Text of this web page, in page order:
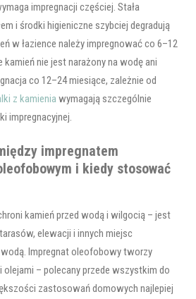
impregnacji częściej. Stała
i środki higieniczne szybciej degradują
w łazience należy impregnować co 6–12
kamień nie jest narażony na wodę ani
co 12–24 miesiące, zależnie od
z kamienia wymagają szczególnie
impregnacyjnej.
impregnatem
i kiedy stosować
kamień przed wodą i wilgocią – jest
elewacji i innych miejsc
Impregnat oleofobowy tworzy
olejami – polecany przede wszystkim do
zastosowań domowych najlepiej